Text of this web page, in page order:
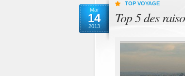
Mar
14
2013
TOP VOYAGE
Top 5 des